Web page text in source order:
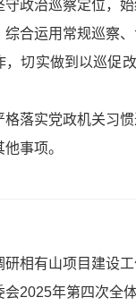
守政治巡察定位，
合运用常规巡察
，切实做到以巡促
格落实党政机关习
事项。
研相有山项目建设
会2025年第四次全